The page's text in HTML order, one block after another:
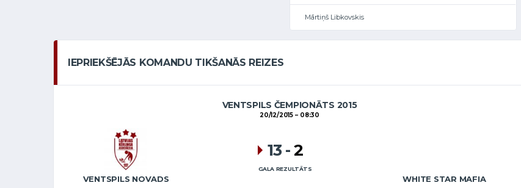
Mārtiņš Libkovskis
IEPRIEKŠĒJĀS KOMANDU TIKŠANĀS REIZES
VENTSPILS ČEMPIONĀTS 2015
20/12/2015 08:30
VENTSPILS NOVADS WHITE STAR MAFIA
13 -2
GALA REZULTĀTS